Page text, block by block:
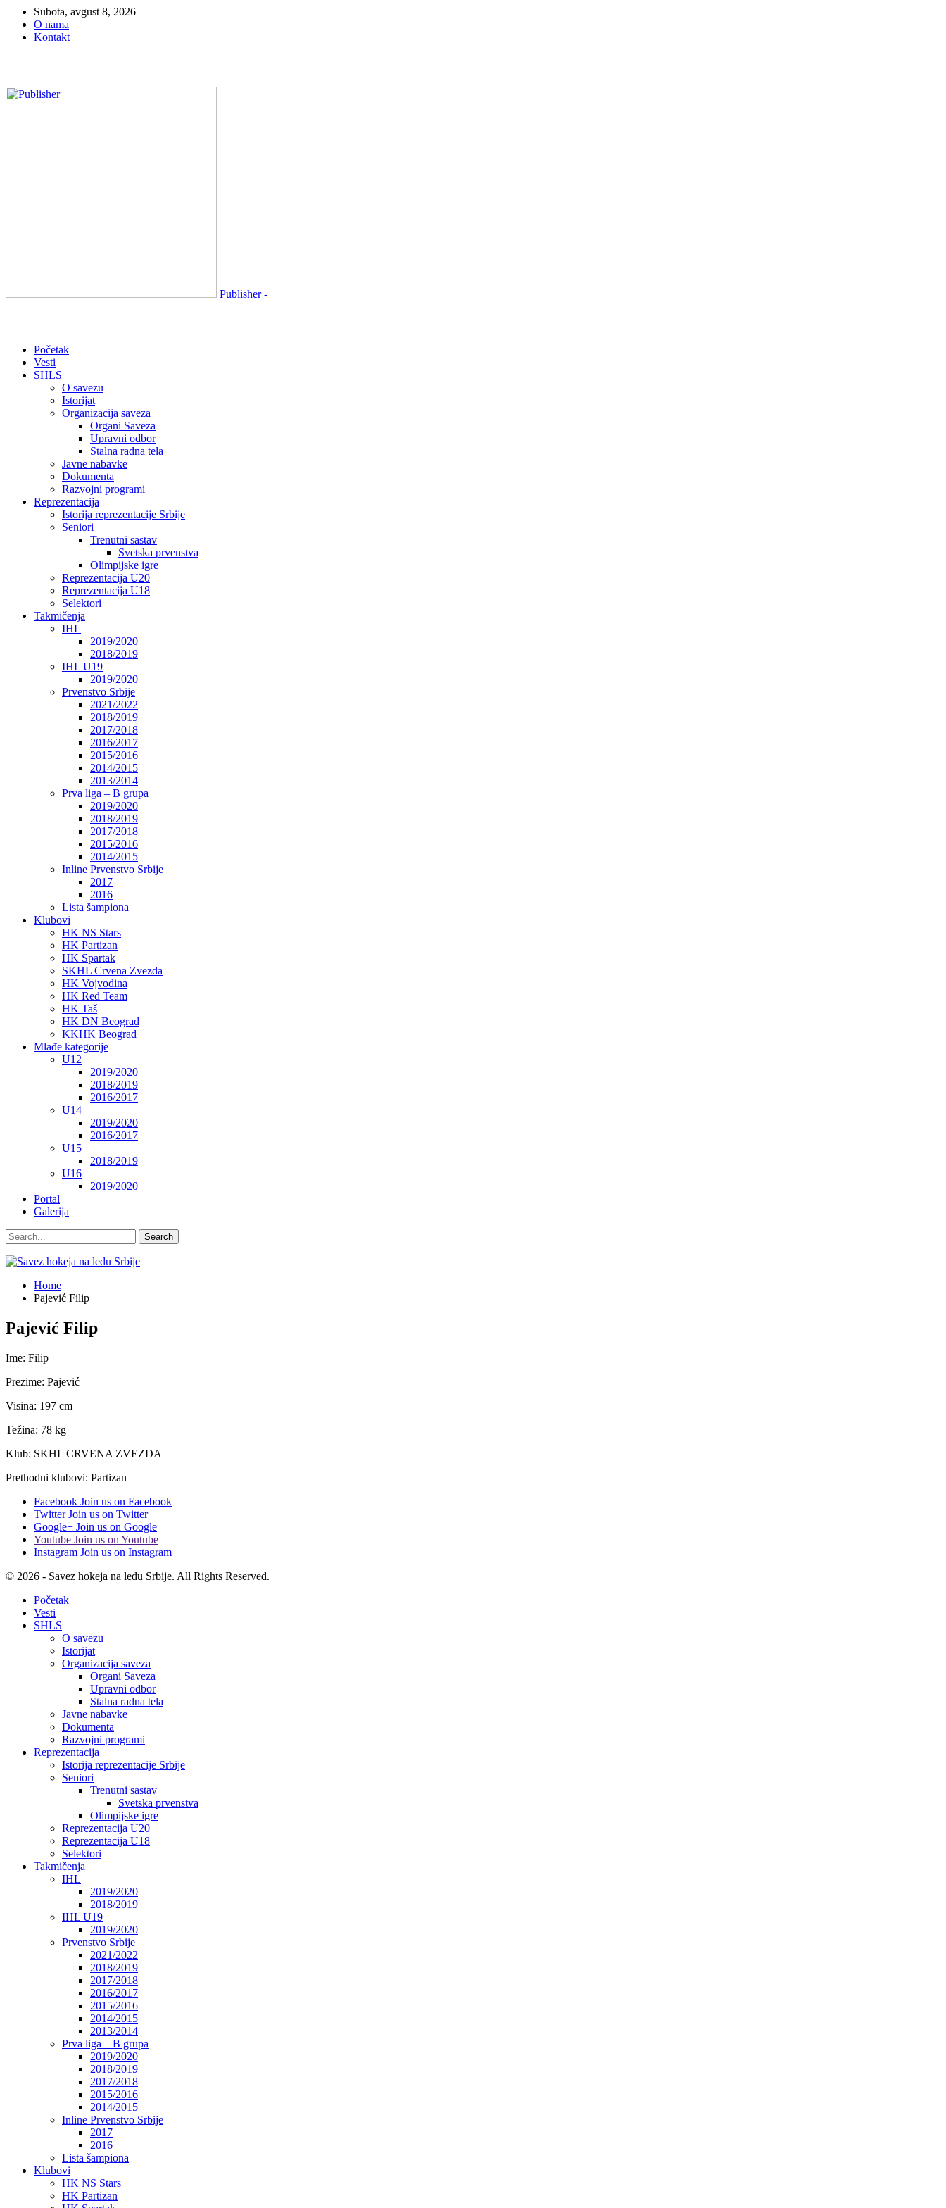
Subota, avgust 8, 2026
O nama
Kontakt
Publisher -
Početak
Vesti
SHLS
O savezu
Istorijat
Organizacija saveza
Organi Saveza
Upravni odbor
Stalna radna tela
Javne nabavke
Dokumenta
Razvojni programi
Reprezentacija
Istorija reprezentacije Srbije
Seniori
Trenutni sastav
Svetska prvenstva
Olimpijske igre
Reprezentacija U20
Reprezentacija U18
Selektori
Takmičenja
IHL
2019/2020
2018/2019
IHL U19
2019/2020
Prvenstvo Srbije
2021/2022
2018/2019
2017/2018
2016/2017
2015/2016
2014/2015
2013/2014
Prva liga – B grupa
2019/2020
2018/2019
2017/2018
2015/2016
2014/2015
Inline Prvenstvo Srbije
2017
2016
Lista šampiona
Klubovi
HK NS Stars
HK Partizan
HK Spartak
SKHL Crvena Zvezda
HK Vojvodina
HK Red Team
HK Taš
HK DN Beograd
KKHK Beograd
Mlađe kategorije
U12
2019/2020
2018/2019
2016/2017
U14
2019/2020
2016/2017
U15
2018/2019
U16
2019/2020
Portal
Galerija
Home
Pajević Filip
Pajević Filip
Ime: Filip
Prezime: Pajević
Visina: 197 cm
Težina: 78 kg
Klub: SKHL CRVENA ZVEZDA
Prethodni klubovi: Partizan
Facebook Join us on Facebook
Twitter Join us on Twitter
Google+ Join us on Google
Youtube Join us on Youtube
Instagram Join us on Instagram
© 2026 - Savez hokeja na ledu Srbije. All Rights Reserved.
Početak
Vesti
SHLS
O savezu
Istorijat
Organizacija saveza
Organi Saveza
Upravni odbor
Stalna radna tela
Javne nabavke
Dokumenta
Razvojni programi
Reprezentacija
Istorija reprezentacije Srbije
Seniori
Trenutni sastav
Svetska prvenstva
Olimpijske igre
Reprezentacija U20
Reprezentacija U18
Selektori
Takmičenja
IHL
2019/2020
2018/2019
IHL U19
2019/2020
Prvenstvo Srbije
2021/2022
2018/2019
2017/2018
2016/2017
2015/2016
2014/2015
2013/2014
Prva liga – B grupa
2019/2020
2018/2019
2017/2018
2015/2016
2014/2015
Inline Prvenstvo Srbije
2017
2016
Lista šampiona
Klubovi
HK NS Stars
HK Partizan